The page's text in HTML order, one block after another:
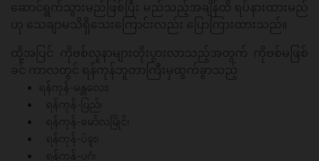
ဆောင်ရွက်သွားမည်ဖြစ်ပြီး မည်သည့်အချိန်ထိ ရပ်နားထားမည်
ဟု သေချာမသိရှိသေးကြောင်းလည်း ပြောကြားထားသည်။
ထို့အပြင် ကိုဗစ်လူနာများတိုးပွားလာသည့်အတွက် ကိုဗစ်မဖြစ်
ခင် ကာလတွင် ရန်ကုန်ဘူတာကြီးမှထွက်ခွာသည့်
ရန်ကုန်-ပြည်၊
ရန်ကုန်-မော်လမြိုင်၊